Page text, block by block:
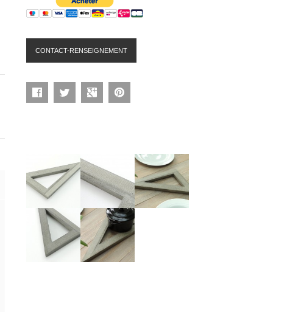
CONTACT-RENSEIGNEMENT
FacebookTwitter Google+